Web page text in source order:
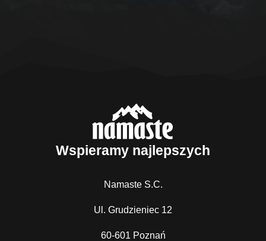
Wspieramy najlepszych
Namaste S.C.
Ul. Grudzieniec 12
60-601 Poznań